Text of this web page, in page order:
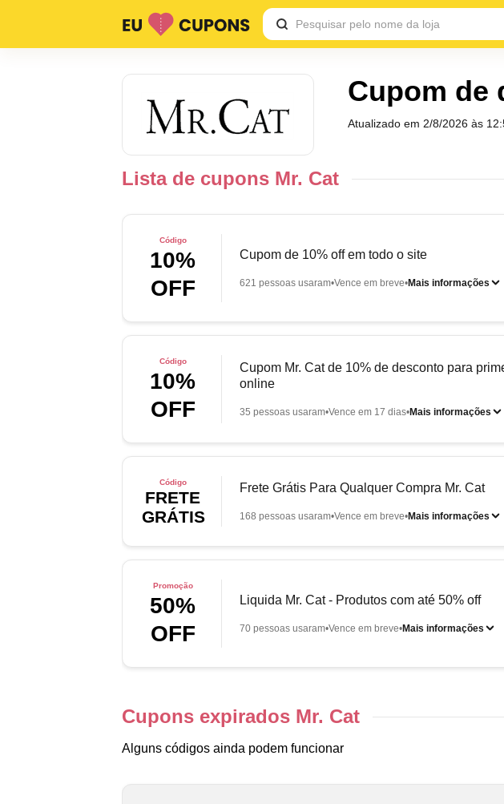
Cupom de
Atualizado em 2/8/2026 às
Lista de cupons Mr. Cat
Código
10%
OFF
Cupom de 10% off em todo o site
621 pessoas usaram Vence em breve Mais informações
Código
10%
OFF
Cupom Mr. Cat de 10% de desconto para
online
35 pessoas usaram Vence em 17 dias Mais informações
Código
FRETE
GRÁTIS
Frete Grátis Para Qualquer Compra Mr. Cat
168 pessoas usaram Vence em breve Mais informações
Promoção
50%
OFF
Liquida Mr. Cat - Produtos com até 50% off
70 pessoas usaram Vence em breve Mais informações
Cupons expirados Mr. Cat
Alguns códigos ainda podem funcionar